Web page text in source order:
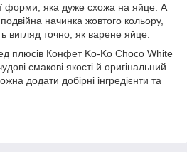
форми, яка дуже схожа на яйце. А
начинка жовтого кольору,
вигляд точно, як варене яйце.
плюсів Конфет Ko-Ko Choco White
смакові якості й оригінальний
додати добірні інгредієнти та